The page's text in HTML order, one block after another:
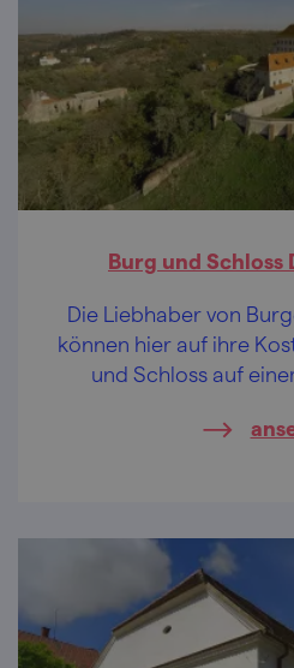
Burg und Schloss
Die Liebhaber von
können hier auf ihre
und Schloss auf